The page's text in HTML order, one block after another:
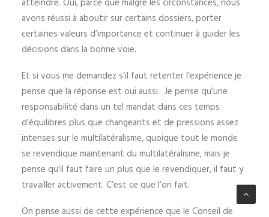
atteindre. Oui, parce que malgré les circonstances, nous
avons réussi à aboutir sur certains dossiers, porter
certaines valeurs d’importance et continuer à guider les
décisions dans la bonne voie.
Et si vous me demandez s’il faut retenter l’expérience je
pense que la réponse est oui aussi. Je pense qu’une
responsabilité dans un tel mandat dans ces temps
d’équilibres plus que changeants et de pressions assez
intenses sur le multilatéralisme, quoique tout le monde
se revendique maintenant du multilatéralisme, mais je
pense qu’il faut faire un plus que le revendiquer, il faut y
travailler activement. C’est ce que l’on fait.
On pense aussi de cette expérience que le Conseil de